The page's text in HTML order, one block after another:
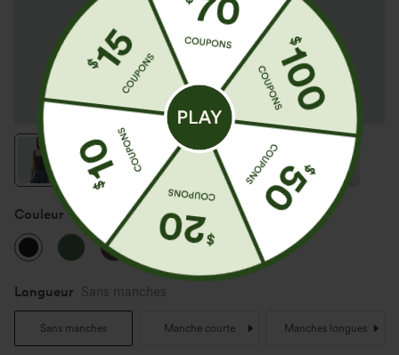
Couleur Noir
Longueur Sans manches
Sans manches Manche courte Manches longues